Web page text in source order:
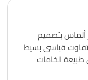
مجموعة 700 سوبر ألماس بتصميم
تفاوت قياسي بسيط
±3% ناتج عن طبيعة الخامات